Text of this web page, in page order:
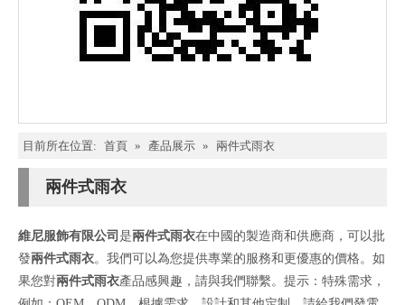
目前所在位置: 首頁 » 產品展示 » 兩件式雨衣
兩件式雨衣
維尼服飾有限公司 是兩件式雨衣在中國的製造商和供應商，可以批
發兩件式雨衣。我們可以為您提供專業的服務和更優惠的價格。如
果您對兩件式雨衣產品感興趣，請與我們聯繫。提示：特殊需求，